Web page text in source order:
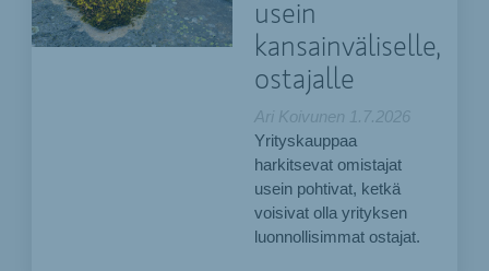
usein
kansainväliselle,
ostajalle
Ari Koivunen 1.7.2026
Yrityskauppaa
harkitsevat omistajat
usein pohtivat, ketkä
voisivat olla yrityksen
luonnollisimmat ostajat.